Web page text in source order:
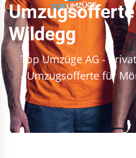
Wildegg
Top Umzüge AG -
- Umzugsofferte für